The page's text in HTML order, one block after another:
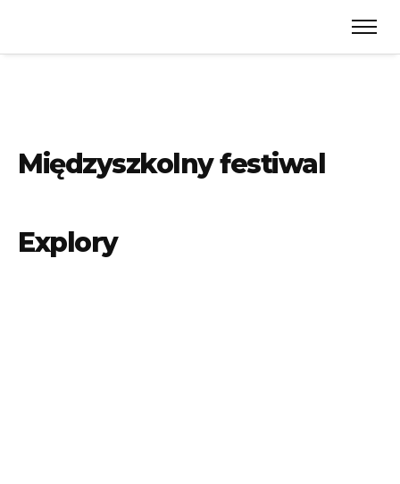
Międzyszkolny festiwal
Explory